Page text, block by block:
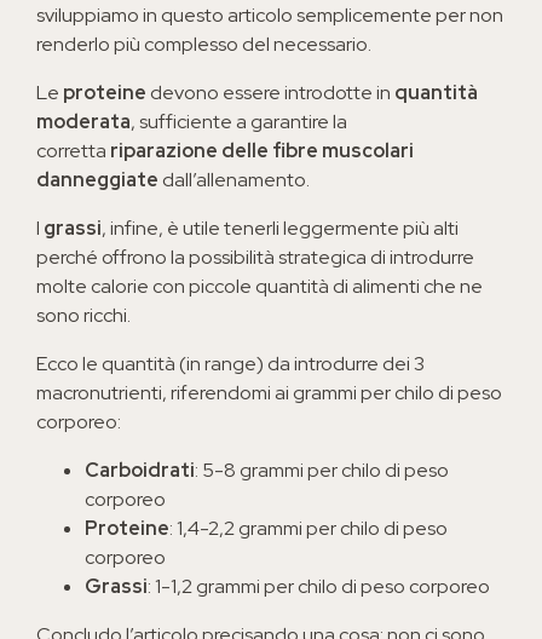
sviluppiamo in questo articolo semplicemente per non
renderlo più complesso del necessario.
Le proteine devono essere introdotte in quantità
moderata, sufficiente a garantire la
corretta riparazione delle fibre muscolari
danneggiate dall’allenamento.
I grassi, infine, è utile tenerli leggermente più alti
perché offrono la possibilità strategica di introdurre
molte calorie con piccole quantità di alimenti che ne
sono ricchi.
Ecco le quantità (in range) da introdurre dei 3
macronutrienti, riferendomi ai grammi per chilo di peso
corporeo:
Carboidrati: 5-8 grammi per chilo di peso
corporeo
Proteine: 1,4-2,2 grammi per chilo di peso
corporeo
Grassi: 1-1,2 grammi per chilo di peso corporeo